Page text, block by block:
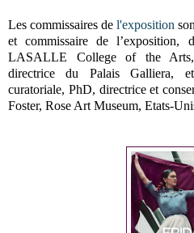
Les commissaires de l'exposition
et commissaire de l’exposition,
LASALLE College of the
directrice du Palais Galliera,
curatoriale, PhD, directrice et
Foster, Rose Art Museum, Etats-